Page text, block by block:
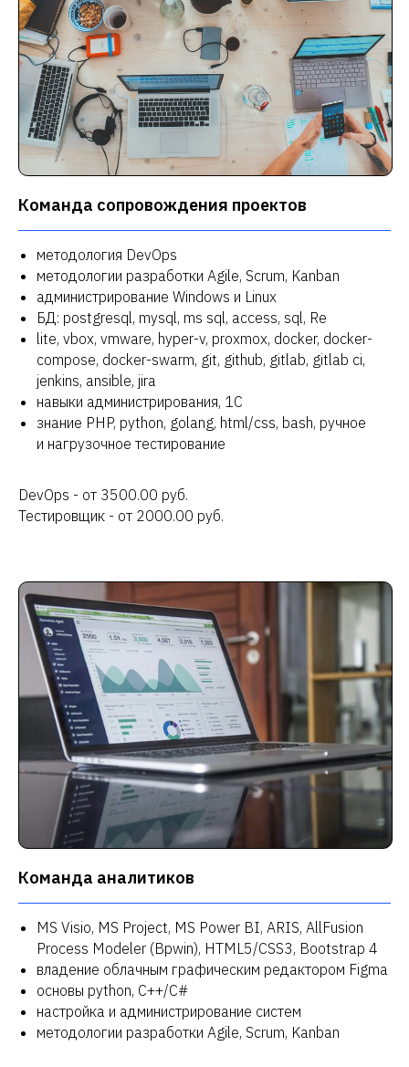
Команда сопровождения проектов
методология DevOps
методологии разработки Agile, Scrum, Kanban
администрирование Windows и Linux
БД: postgresql, mysql, ms sql, access, sql, Re
lite, vbox, vmware, hyper-v, proxmox, docker, docker-
compose, docker-swarm, git, github, gitlab, gitlab ci,
jenkins, ansible, jira
навыки администрирования, 1С
знание PHP, python, golang, html/css, bash, ручное
и нагрузочное тестирование
DevOps - от 3500.00 руб.
Тестировщик - от 2000.00 руб.
Команда аналитиков
MS Visio, MS Project, MS Power BI, ARIS, AllFusion
Process Modeler (Bpwin), HTML5/CSS3, Bootstrap 4
владение облачным графическим редактором Figma
основы python, C++/С#
настройка и администрирование систем
методологии разработки Agile, Scrum, Kanban